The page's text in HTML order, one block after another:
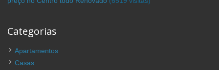
Categorias
Apartamentos
Casas